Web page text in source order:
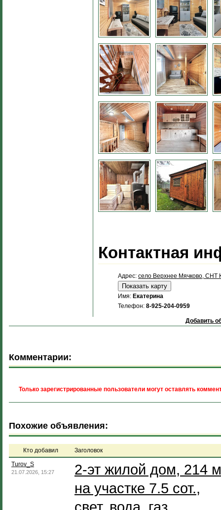
Контактная
Адрес: село Верхнее Мячково, СНТ
Имя: Екатерина
Телефон: 8-925-204-0959
Добавить
Комментарии:
Только зарегистрированные пользователи могут оставлять
Похожие объявления:
Кто добавил
Заголовок
Turov_S
21.07.2026, 15:27
2-эт жилой дом, 214
на участке 7.5 сот.,